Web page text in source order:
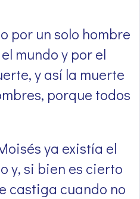
por un solo hombre
mundo y por el
y así la muerte
porque todos
ya existía el
y, si bien es cierto
castiga cuando no